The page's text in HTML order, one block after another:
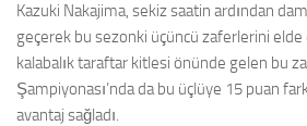
Kazuki Nakajima, sekiz saatin ardından
geçerek bu sezonki üçüncü zaferlerini elde
kalabalık taraftar kitlesi önünde gelen bu
Şampiyonası’nda da bu üçlüye 15 puan
avantaj sağladı.